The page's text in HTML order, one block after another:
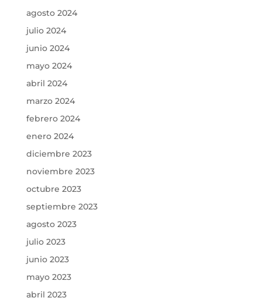
agosto 2024
julio 2024
junio 2024
mayo 2024
abril 2024
marzo 2024
febrero 2024
enero 2024
diciembre 2023
noviembre 2023
octubre 2023
septiembre 2023
agosto 2023
julio 2023
junio 2023
mayo 2023
abril 2023